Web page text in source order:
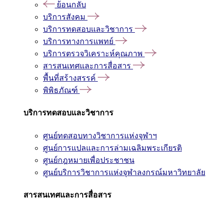
ย้อนกลับ
บริการสังคม
บริการทดสอบและวิชาการ
บริการทางการแพทย์
บริการตรวจวิเคราะห์คุณภาพ
สารสนเทศและการสื่อสาร
พื้นที่สร้างสรรค์
พิพิธภัณฑ์
บริการทดสอบและวิชาการ
ศูนย์ทดสอบทางวิชาการแห่งจุฬาฯ
ศูนย์การแปลและการล่ามเฉลิมพระเกียรติ
ศูนย์กฎหมายเพื่อประชาชน
ศูนย์บริการวิชาการแห่งจุฬาลงกรณ์มหาวิทยาลัย
สารสนเทศและการสื่อสาร